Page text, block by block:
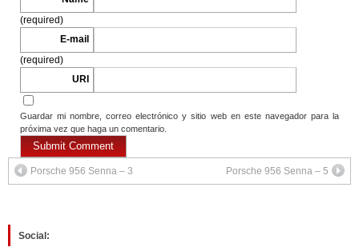
(required)
E-mail
(required)
URI
Guardar mi nombre, correo electrónico y sitio web en este navegador para la
próxima vez que haga un comentario.
Porsche 956 Senna – 3 Porsche 956 Senna – 5
Social: